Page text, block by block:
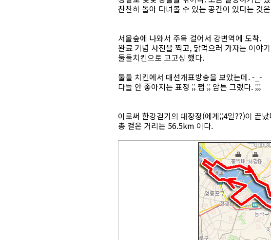
찬찬히 돌아 다녀볼 수 있는 공간이 있다는 것
서울숲에 나와서 주욱 걸어서 강변역에 도착.
완료 기념 사진을 찍고, 닭먹으러 가자는 이야
둘둘치킨으로 고고싱 했다.
둘둘 치킨에서 대선개표방송을 보았는데. -_-
다들 안 좋아지는 표정 ;; 쩝 ;; 암튼 그랬다. ;;;
이로써 한강걷기의 대장정(에게;;4일??)이 끝
총 걸은 거리는 56.5km 이다.